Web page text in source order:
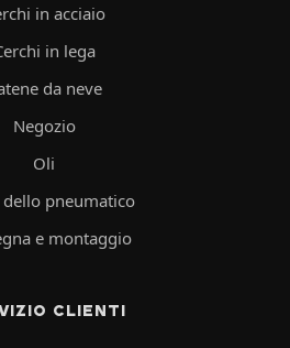
in acciaio
in lega
da neve
Negozio
Oli
dello pneumatico
e montaggio
CLIENTI